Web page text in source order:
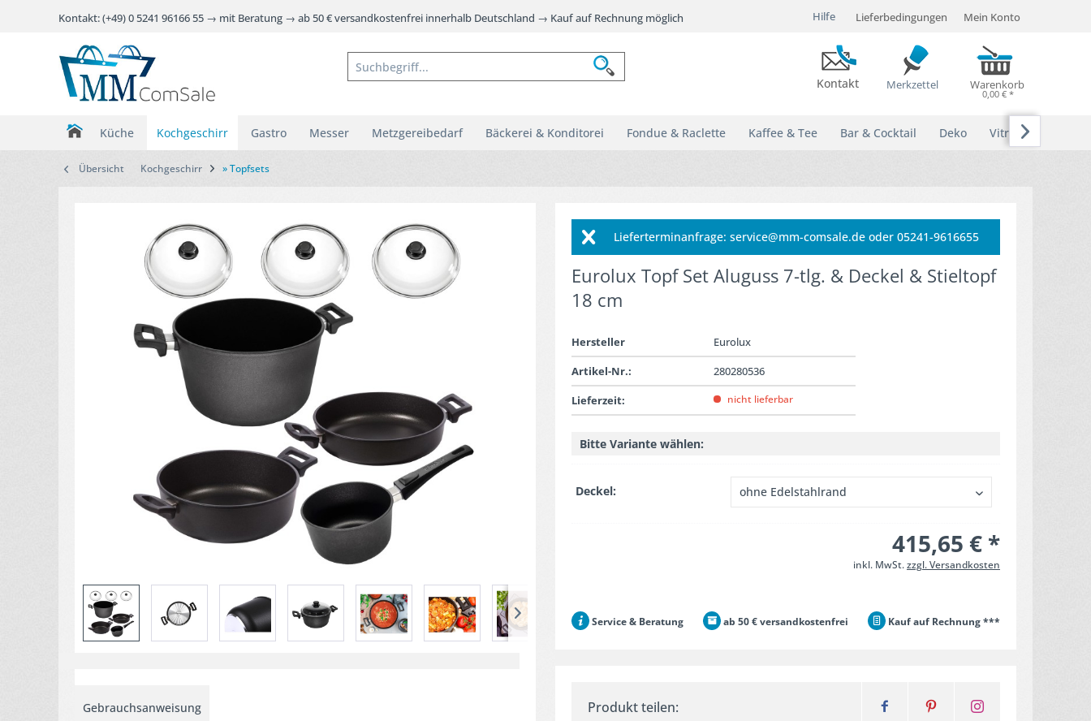
Hilfe Lieferbedingungen
Kontakt: (+49) 0 5241 96166 55 → mit Beratung → ab 50 € versandkostenfrei innerhalb Deutschland → Kauf auf Rechnung möglich
Kontakt Merkzettel
Mein Konto
Warenkorb
0,00 € *
Küche Kochgeschirr Gastro Messer Metzgereibedarf Bäckerei & Konditorei Fondue & Raclette Kaffee & Tee Bar & Cocktail Deko Vitrinen

Übersicht Kochgeschirr » Topfsets
Gebrauchsanweisung
Lieferterminanfrage: service@mm-comsale.de oder 05241-9616655
Eurolux Topf Set Aluguss 7-tlg. & Deckel & Stieltopf
18 cm
Hersteller
Eurolux
Artikel-Nr.:
280280536
Lieferzeit:
nicht lieferbar
Bitte Variante wählen:
Deckel:
415,65 € *
inkl. MwSt.zzgl. Versandkosten
Service & Beratung ab 50 € versandkostenfrei Kauf auf Rechnung ***
Produkt teilen: